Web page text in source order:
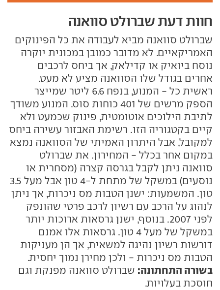
חוות דעת שברולט סוואנה
שברולט סוואנה מביא לעבודה את כל הפינוקים
האמריקאיים. לא מדובר כמובן במכונית יוקרה
נוסח ביואיק או קדילאק, אך ביחס לרכבים
אחרים בגודל שלו הסוואנה מציע לא מעט.
ראשית כל - המנוע, בנפח 6.6 ליטר שמייצר
הספק מרשים של 401 כוחות סוס. המנוע משודך
לתיבת הילוכים אוטומטית, פינוק שכמעט ולא
קיים בקטגוריה הזו. רשימת האבזור עשירה ביחס
למקובל, אבל היתרון האמיתי של הסוואנה נמצא
במקום אחר בכלל - המחירון. את שברולט
סוואנה ניתן לקבל בגרסה קצרה (מסחרית או
נוסעים) במשקל של מתחת ל-4 טון אבל מעל 3.5
טון. המשמעות: ישנן הטבות מס ניכרות, אך ניתן
לנהוג על הרכב עם רשיון לרכב פרטי שהונפק
לפני 2007. בנוסף, ישנן גרסאות ארוכות יותר
במשקל של מעל 4 טון. גרסאות אלו אמנם
דורשות רשיון נהיגה למשאית, אך הן מעניקות
הטבות מס ניכרות - ולכן מחירן נמוך יחסית.
בשורה התחתונה: שברולט סוואנה מפנקת וגם
חוסכת בעלויות.